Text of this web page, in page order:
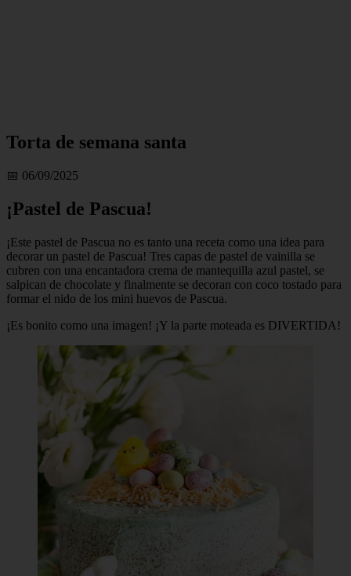
Torta de semana santa
📅 06/09/2025
¡Pastel de Pascua!
¡Este pastel de Pascua no es tanto una receta como una idea para
decorar un pastel de Pascua! Tres capas de pastel de vainilla se
cubren con una encantadora crema de mantequilla azul pastel, se
salpican de chocolate y finalmente se decoran con coco tostado para
formar el nido de los mini huevos de Pascua.
¡Es bonito como una imagen! ¡Y la parte moteada es DIVERTIDA!